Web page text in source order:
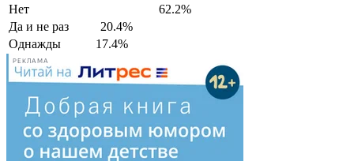
Нет
62.2%
Да и не раз
20.4%
Однажды
17.4%
РЕКЛАМА